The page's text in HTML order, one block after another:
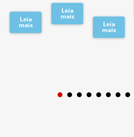
Leia
mais
Leia
mais
Leia
mais